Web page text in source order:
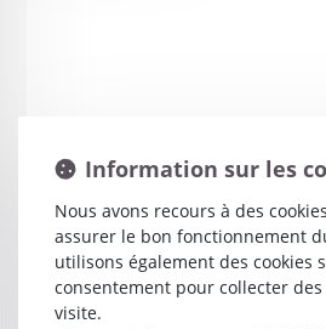
Joaquim
Information sur les
Nous avons recours à des
assurer le bon fonctionnement
utilisons également des cookies
consentement pour collecter
visite.